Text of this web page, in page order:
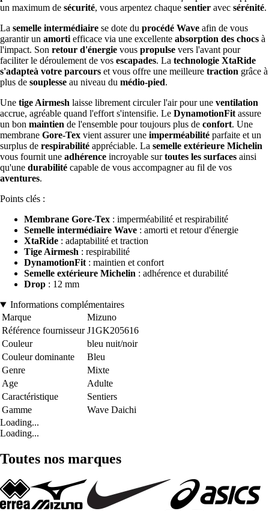
un maximum de sécurité, vous arpentez chaque sentier avec sérénité.
La semelle intermédiaire se dote du procédé Wave afin de vous
garantir un amorti efficace via une excellente absorption des chocs à
l'impact. Son retour d'énergie vous propulse vers l'avant pour
faciliter le déroulement de vos escapades. La technologie XtaRide
s'adapteà votre parcours et vous offre une meilleure traction grâce à
plus de souplesse au niveau du médio-pied.
Une tige Airmesh laisse librement circuler l'air pour une ventilation
accrue, agréable quand l'effort s'intensifie. Le DynamotionFit assure
un bon maintien de l'ensemble pour toujours plus de confort. Une
membrane Gore-Tex vient assurer une imperméabilité parfaite et un
surplus de respirabilité appréciable. La semelle extérieure Michelin
vous fournit une adhérence incroyable surtoutes les surfaces ainsi
qu'une durabilité capable de vous accompagner au fil de vos
aventures.
Points clés :
Membrane Gore-Tex : imperméabilité et respirabilité
Semelle intermédiaire Wave : amorti et retour d'énergie
XtaRide : adaptabilité et traction
Tige Airmesh : respirabilité
DynamotionFit : maintien et confort
Semelle extérieure Michelin : adhérence et durabilité
Drop : 12 mm
Informations complémentaires
Marque
Mizuno
Référence fournisseur J1GK205616
Couleur
bleu nuit/noir
Couleur dominante
Bleu
Genre
Mixte
Age
Adulte
Caractéristique
Sentiers
Gamme
Wave Daichi
Loading...
Loading...
Toutes nos marques